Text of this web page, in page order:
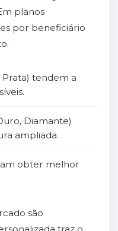
planos
por beneficiário
Prata) tendem a
Diamante)
ampliada.
obter melhor
são
traz o